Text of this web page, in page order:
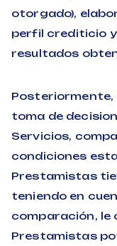
otorgado),
perfil crediticio
resultados
Posteriormente,
toma de
Servicios,
condiciones
Prestamistas
teniendo en
comparación, le
Prestamistas